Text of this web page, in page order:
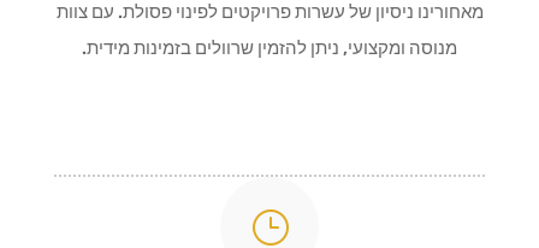
מאחורינו ניסיון של עשרות פרויקטים לפינוי פסולת. עם צוות
מנוסה ומקצועי, ניתן להזמין שרוולים בזמינות מידית.
}